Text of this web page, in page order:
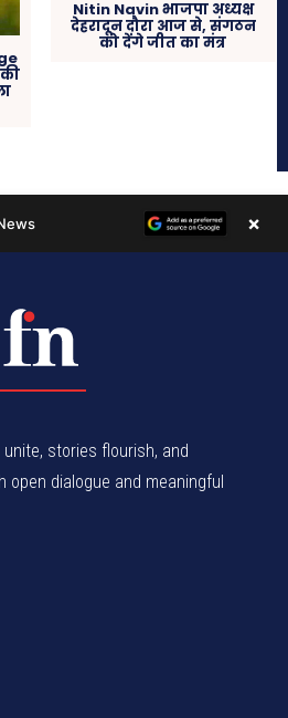
stories flourish, and
open dialogue and meaningful